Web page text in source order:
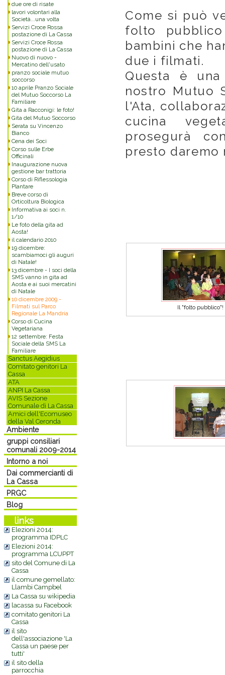
due ore di risate
lavori volontari alla
Società...una volta
Servizi Croce Rossa
postazione di La Cassa
Servizi Croce Rossa
postazione di La Cassa
Nuovo di nuovo -
Mercatino dell'usato
pranzo sociale mutuo
soccorso
10 aprile Pranzo Sociale
del Mutuo Soccorso La
Familiare
Gita a Racconigi: le foto!
Gita del Mutuo Soccorso
Serata su Vincenzo
Bianco
Cena dei Soci
Corso sulle Erbe
Officinali
Inaugurazione nuova
gestione bar trattoria
Corso di Riflessologia
Plantare
Breve corso di
Orticoltura Biologica
Informativa ai soci n.
1/10
Le foto della gita ad
Aosta!
il calendario 2010
19 dicembre:
scambiamoci gli auguri
di Natale!
13 dicembre - I soci della
SMS vanno in gita ad
Aosta e ai suoi mercatini
di Natale
10 dicembre 2009 -
Filmati sul Parco
Regionale La Mandria
Corso di Cucina
Vegetariana
12 settembre: Festa
Sociale della SMS La
Familiare
Sanctus Aegidius
Comitato genitori La
Cassa
ATA
ANPI La Cassa
AVIS Sezione
Comunale di La Cassa
Amici dell'Ecomuseo
della Val Ceronda
Ambiente
gruppi consiliari
comunali 2009-2014
Intorno a noi
Dai commercianti di
La Cassa
PRGC
Blog
links
Elezioni 2014:
programma IDPLC
Elezioni 2014:
programma LCUPPT
sito del Comune di La
Cassa
il comune gemellato:
Llambi Campbel
La Cassa su wikipedia
lacassa su Facebook
comitato genitori La
Cassa
il sito
dell'associazione 'La
Cassa un paese per
tutti'
il sito della
parrocchia
Come si può
folto
bambini che
due i filmati.
Questa è
nostro Mutuo
l'Ata,
cucina
prosegurà
presto daremo
Il "folto pubblico"!